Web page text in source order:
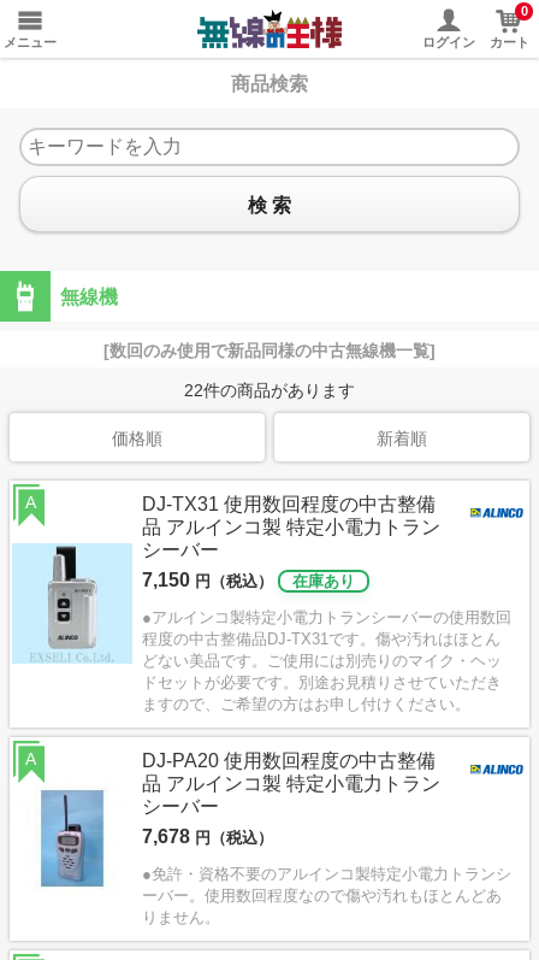
メニュー ログイン
0
カート
商品検索
検 索
無線機
[数回のみ使用で新品同様の中古無線機一覧]
22件の商品があります
価格順 新着順
DJ-TX31 使用数回程度の中古整備
品 アルインコ製 特定小電力トラン
シーバー
7,150 円（税込）
在庫あり
●アルインコ製特定小電力トランシーバーの使用数回
程度の中古整備品DJ-TX31です。傷や汚れはほとん
どない美品です。ご使用には別売りのマイク・ヘッ
ドセットが必要です。別途お見積りさせていただき
ますので、ご希望の方はお申し付けください。
A
DJ-PA20 使用数回程度の中古整備
品 アルインコ製 特定小電力トラン
シーバー
7,678 円（税込）
●免許・資格不要のアルインコ製特定小電力トランシ
ーバー。使用数回程度なので傷や汚れもほとんどあ
りません。
A